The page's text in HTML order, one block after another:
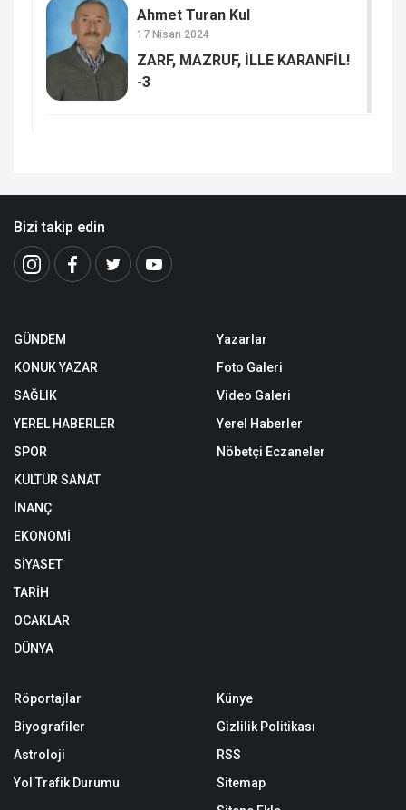
Ahmet Turan Kul
17 Nisan 2024
ZARF, MAZRUF, İLLE KARANFİL!
-3
Bizi takip edin
GÜNDEM
KONUK YAZAR
SAĞLIK
YEREL HABERLER
SPOR
KÜLTÜR SANAT
İNANÇ
EKONOMİ
SİYASET
TARİH
OCAKLAR
DÜNYA
Yazarlar
Foto Galeri
Video Galeri
Yerel Haberler
Nöbetçi Eczaneler
Röportajlar
Biyografiler
Astroloji
Yol Trafik Durumu
Künye
Gizlilik Politikası
RSS
Sitemap